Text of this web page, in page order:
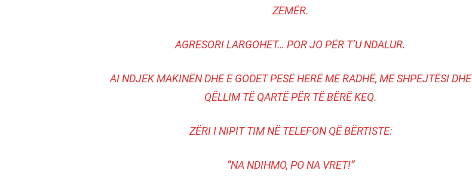
ZEMËR.
AGRESORI LARGOHET… POR JO PËR T’U NDALUR.
AI NDJEK MAKINËN DHE E GODET PESË HERË ME RADHË, ME SHPEJTËSI DHE
QËLLIM TË QARTË PËR TË BËRË KEQ.
ZËRI I NIPIT TIM NË TELEFON QË BËRTISTE:
“NA NDIHMO, PO NA VRET!”